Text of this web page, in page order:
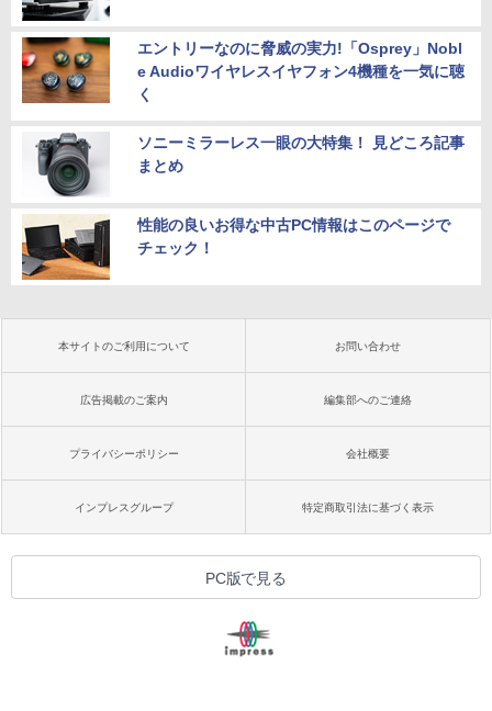
エントリーなのに脅威の実力!「Osprey」Nobl
e Audioワイヤレスイヤフォン4機種を一気に聴
く
ソニーミラーレス一眼の大特集！ 見どころ記事
まとめ
性能の良いお得な中古PC情報はこのページで
チェック！
本サイトのご利用について お問い合わせ
広告掲載のご案内 編集部へのご連絡
プライバシーポリシー 会社概要
インプレスグループ 特定商取引法に基づく表示
PC版で見る